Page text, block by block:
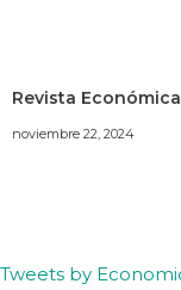
Revista
noviembre 22, 2024
Tweets by